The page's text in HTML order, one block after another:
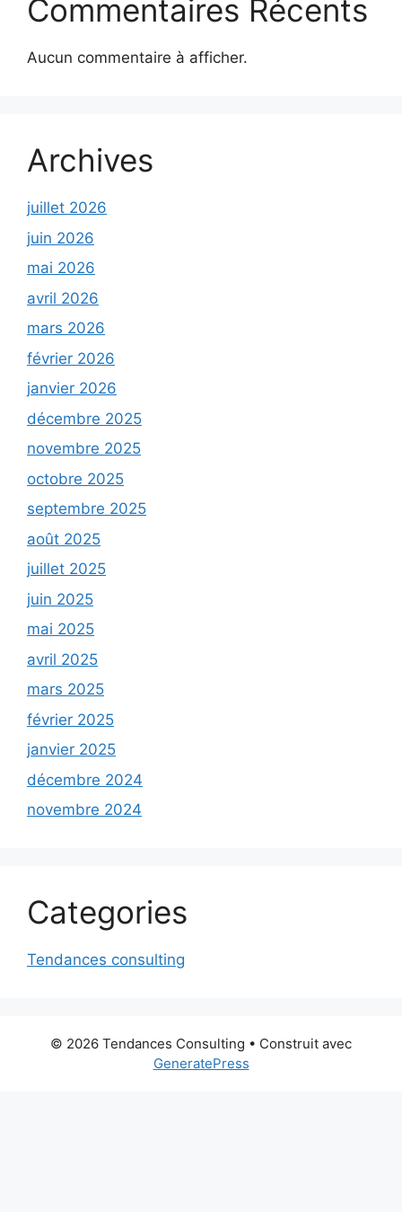
Commentaires Récents
Aucun commentaire à afficher.
Archives
juillet 2026
juin 2026
mai 2026
avril 2026
mars 2026
février 2026
janvier 2026
décembre 2025
novembre 2025
octobre 2025
septembre 2025
août 2025
juillet 2025
juin 2025
mai 2025
avril 2025
mars 2025
février 2025
janvier 2025
décembre 2024
novembre 2024
Categories
Tendances consulting
© 2026 Tendances Consulting • Construit avec
GeneratePress